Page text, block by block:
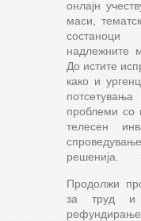
онлајн
маси,
надлежните
До истите
како и
проблеми со
телесен
решенија.
Продолжи
за труд и